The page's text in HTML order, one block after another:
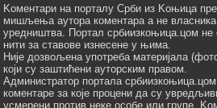
Kоментари на порталу Срби из Kоњица
мишљења аутора коментара а не
уредништва. Портал србиизкоњица.цом не
нити за ставове изнесене у њима.
Није дозвољена употреба материјала
који су заштићени ауторским правом.
Администратор портала
коментаре за које процени да су
усмерени против неке особе или групе.